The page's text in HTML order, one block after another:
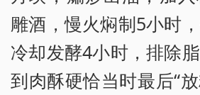
雕酒，慢火焖制5小时
冷却发酵4小时，排除
到肉酥硬恰当时最后“